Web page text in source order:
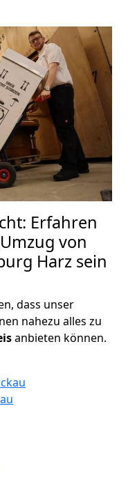
Erfahren
von
Harz sein
dass unser
nahezu alles zu
anbieten können.